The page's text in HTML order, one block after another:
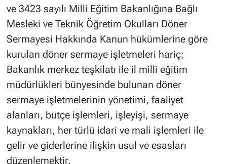
ve 3423 sayılı Milli Eğitim Bakanlığına Bağlı
Mesleki ve Teknik Öğretim Okulları Döner
Sermayesi Hakkında Kanun hükümlerine göre
kurulan döner sermaye işletmeleri hariç;
Bakanlık merkez teşkilatı ile il milli eğitim
müdürlükleri bünyesinde bulunan döner
sermaye işletmelerinin yönetimi, faaliyet
alanları, bütçe işlemleri, işleyişi, sermaye
kaynakları, her türlü idari ve mali işlemleri ile
gelir ve giderlerine ilişkin usul ve esasları
düzenlemektir.